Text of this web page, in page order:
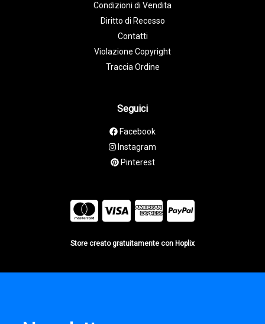
Condizioni di Vendita
Diritto di Recesso
Contatti
Violazione Copyright
Traccia Ordine
Seguici
Facebook
Instagram
Pinterest
Store creato gratuitamente con Hoplix